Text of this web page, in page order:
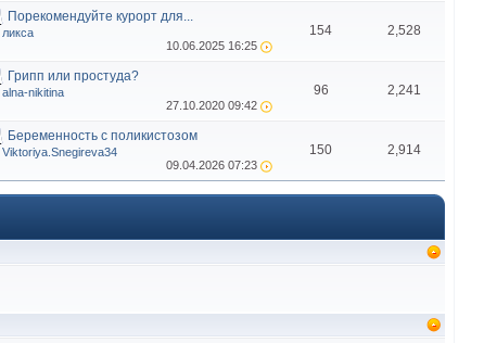
Порекомендуйте курорт для...
ликса
10.06.2025 16:25
154 2,528
Грипп или простуда?
alna-nikitina
27.10.2020 09:42
96 2,241
Беременность с поликистозом
Viktoriya.Snegireva34
09.04.2026 07:23
150 2,914